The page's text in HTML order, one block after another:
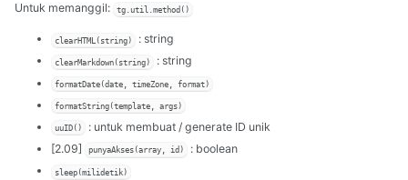
Untuk memanggil:
tg.util.method()
clearHTML(string) : string
clearMarkdown(string) : string
formatDate(date, timeZone, format)
formatString(template, args)
uuID()
: untuk membuat / generate ID unik
[2.09]
punyaAkses(array, id) : boolean
sleep(milidetik)